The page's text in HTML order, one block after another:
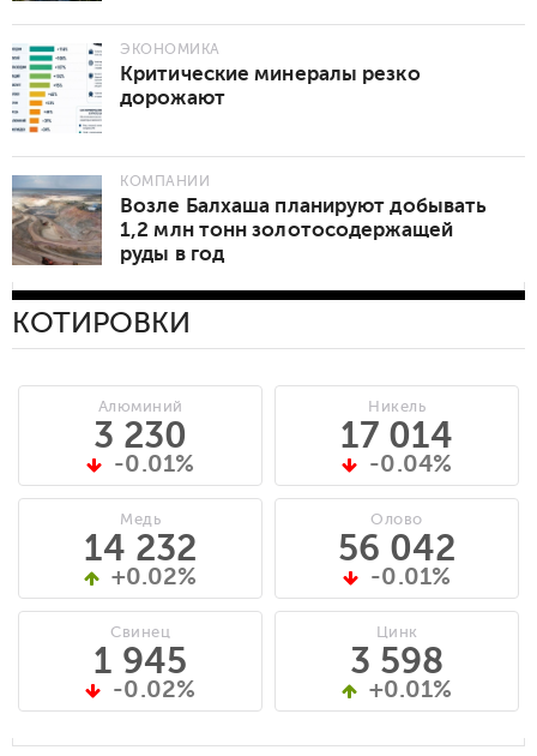
ЭКОНОМИКА
Критические минералы резко
дорожают
КОМПАНИИ
Возле Балхаша планируют добывать
1,2 млн тонн золотосодержащей
руды в год
КОТИРОВКИ
Алюминий
3 230
-0.01%
Медь
14 232
+0.02%
Свинец
1 945
-0.02%
Никель
17 014
-0.04%
Олово
56 042
-0.01%
Цинк
3 598
+0.01%